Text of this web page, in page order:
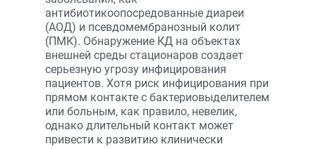
антибиотикоопосредованные диареи
(АОД) и псевдомембранозный колит
(ПМК). Обнаружение КД на объектах
внешней среды стационаров создает
серьезную угрозу инфицирования
пациентов. Хотя риск инфицирования при
прямом контакте с бактериовыделителем
или больным, как правило, невелик,
однако длительный контакт может
привести к развитию клинически